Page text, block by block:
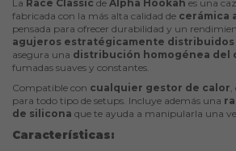
La Race Classic de Alpha Hookah es una
fabricada con la más alta calidad de cerámica
pensada para ofrecer durabilidad y un
agujeros estratégicamente distribuidos
asegura una distribución homogénea del
fumadas suaves y constantes.
Compatible con cualquier gestor de calor,
para todo tipo de setups. Incluye además una
de silicona que te ayuda a manipularla una
Características: